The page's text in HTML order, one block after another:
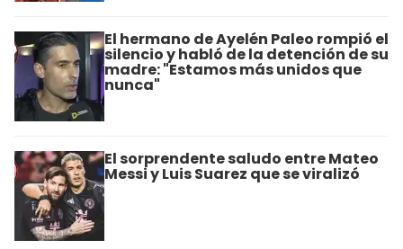
El hermano de Ayelén Paleo rompió el
silencio y habló de la detención de su
madre: "Estamos más unidos que
nunca"
El sorprendente saludo entre Mateo
Messi y Luis Suarez que se viralizó